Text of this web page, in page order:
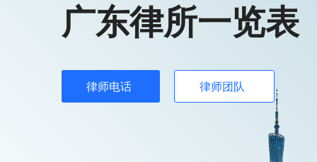
广东律所一览表
律师电话 律师团队